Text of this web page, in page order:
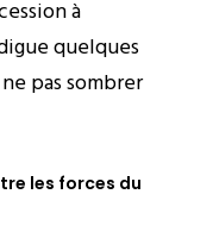
à
quelques
pas sombrer
les forces du